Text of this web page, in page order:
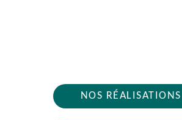
NOS RÉALISATIONS